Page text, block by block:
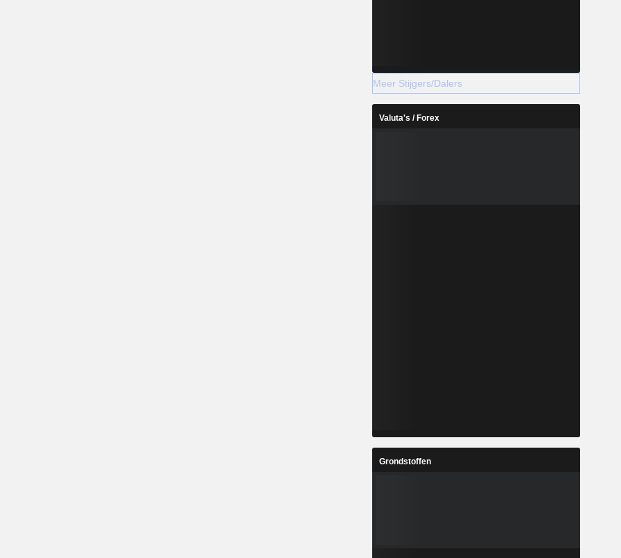
Meer Stijgers/Dalers
Valuta's / Forex
Grondstoffen